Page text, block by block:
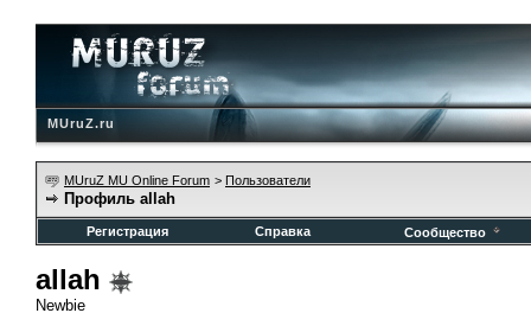
MUruZ.ru
MUruZ MU Online Forum > Пользователи
Профиль allah
Регистрация Справка Сообщество
allah
Newbie